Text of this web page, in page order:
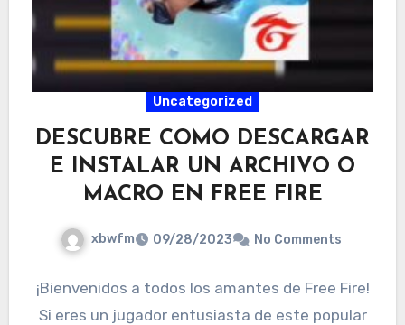
Uncategorized
DESCUBRE COMO DESCARGAR
E INSTALAR UN ARCHIVO O
MACRO EN FREE FIRE
xbwfm 09/28/2023 No Comments
¡Bienvenidos a todos los amantes de Free Fire!
Si eres un jugador entusiasta de este popular